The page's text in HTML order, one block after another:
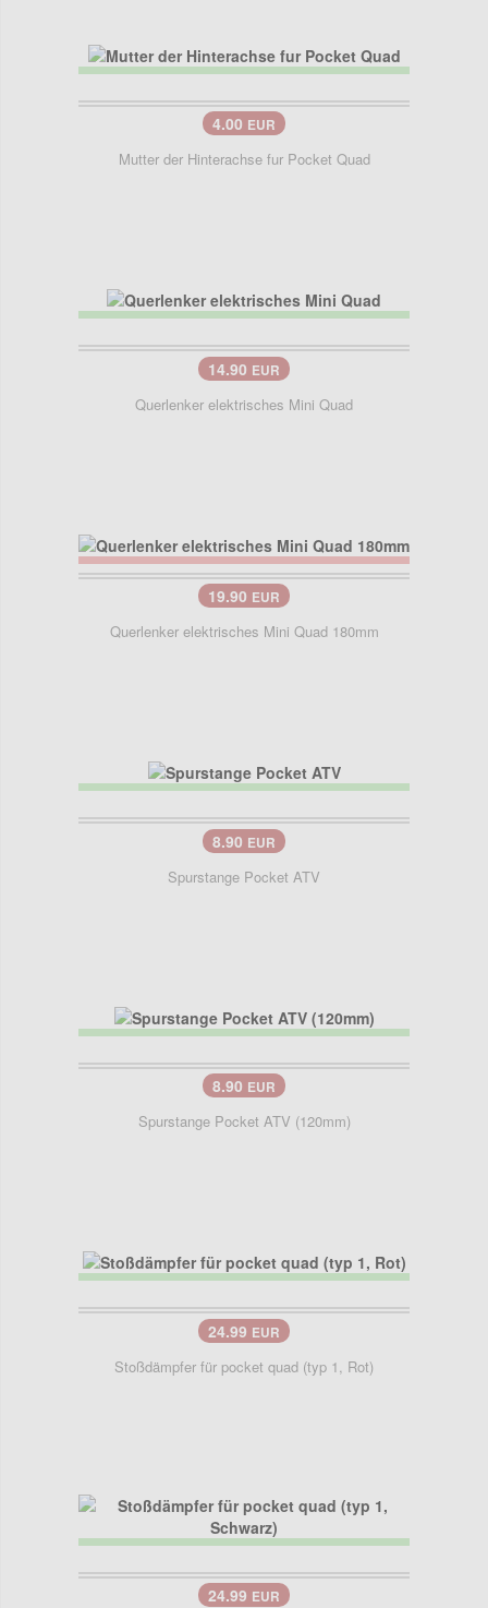
4.00 EUR
Mutter der Hinterachse fur Pocket Quad
14.90 EUR
Querlenker elektrisches Mini Quad
19.90 EUR
Querlenker elektrisches Mini Quad 180mm
8.90 EUR
Spurstange Pocket ATV
8.90 EUR
Spurstange Pocket ATV (120mm)
24.99 EUR
Stoßdämpfer für pocket quad (typ 1, Rot)
24.99 EUR